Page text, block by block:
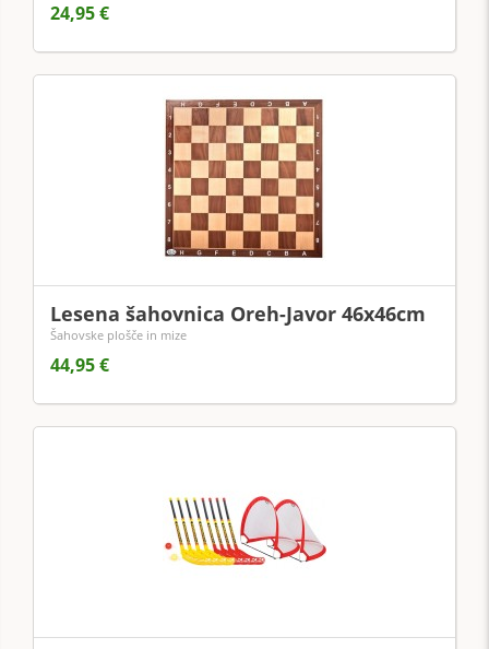
24,95 €
Lesena šahovnica Oreh-Javor 46x46cm
Šahovske plošče in mize
44,95 €